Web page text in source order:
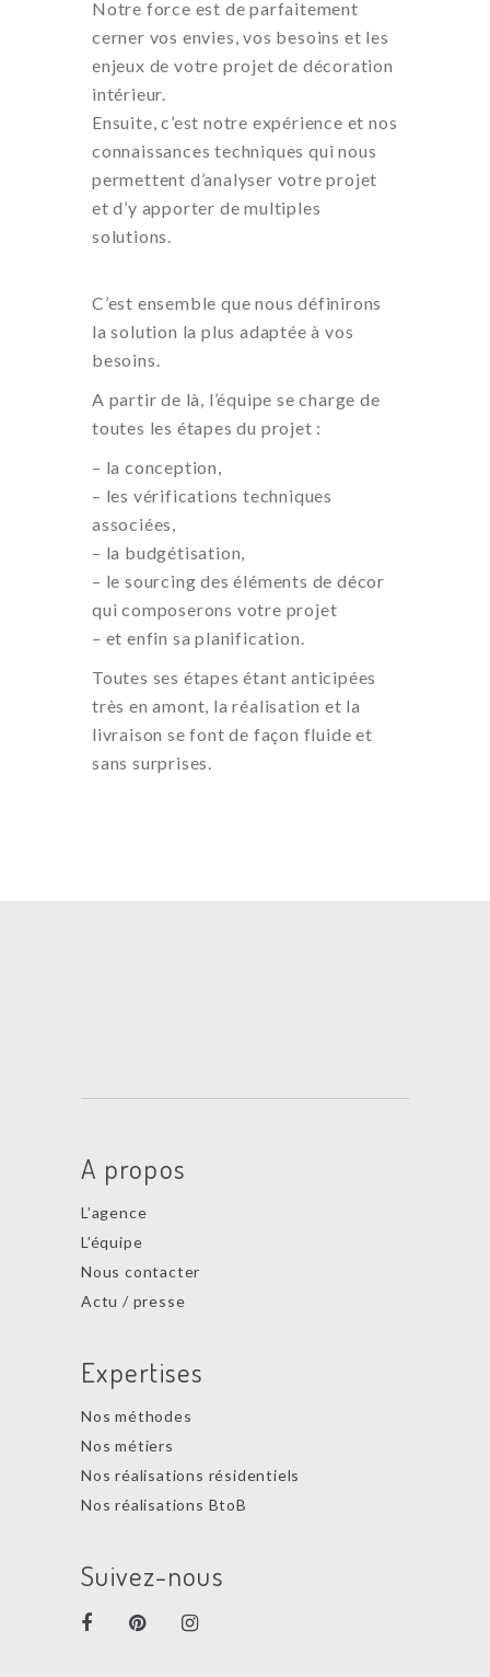
Notre force est de parfaitement
cerner vos envies, vos besoins et les
enjeux de votre projet de décoration
intérieur.
Ensuite, c’est notre expérience et nos
connaissances techniques qui nous
permettent d’analyser votre projet
et d’y apporter de multiples
solutions.
C’est ensemble que nous définirons
la solution la plus adaptée à vos
besoins.
A partir de là, l’équipe se charge de
toutes les étapes du projet :
– la conception,
– les vérifications techniques
associées,
– la budgétisation,
– le sourcing des éléments de décor
qui composerons votre projet
– et enfin sa planification.
Toutes ses étapes étant anticipées
très en amont, la réalisation et la
livraison se font de façon fluide et
sans surprises.
A propos
L’agence
L’équipe
Nous contacter
Actu / presse
Expertises
Nos méthodes
Nos métiers
Nos réalisations résidentiels
Nos réalisations BtoB
Suivez-nous